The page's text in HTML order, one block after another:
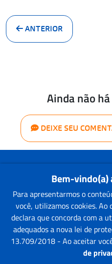
Bem-vindo(a)
Para apresentarmos o
você, utilizamos cookies. Ao
declara que concorda com a
adequados a nova lei de
13.709/2018 - Ao aceitar
de
ANTERIOR
Ainda não
DEIXE SEU